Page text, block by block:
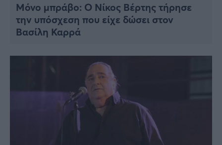
Μόνο μπράβο: Ο Νίκος Βέρτης τήρησε
την υπόσχεση που είχε δώσει στον
Βασίλη Καρρά